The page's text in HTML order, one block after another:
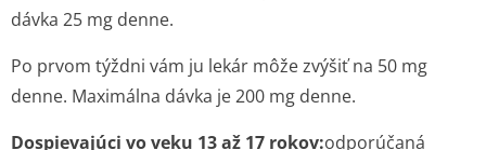
dávka 25 mg denne.
Po prvom týždni vám ju lekár môže zvýšiť na 50 mg
denne. Maximálna dávka je 200 mg denne.
Dospievajúci vo veku 13 až 17 rokov:odpo­rúčaná